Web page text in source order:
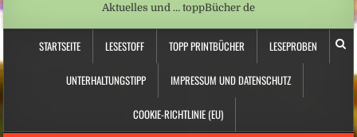
Aktuelles und … toppBücher de
STARTSEITE LESESTOFF TOPP PRINTBÜCHER LESEPROBEN
UNTERHALTUNGSTIPP IMPRESSUM UND DATENSCHUTZ
COOKIE-RICHTLINIE (EU)